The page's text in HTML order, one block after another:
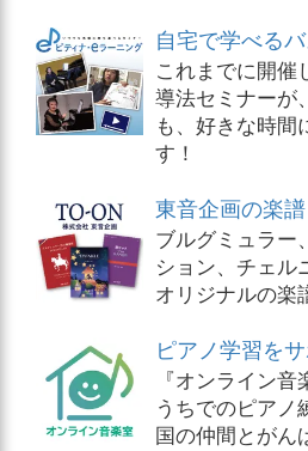
自宅で学べる
これまでに開催
導法セミナーが
も、好きな時間
す！
東音企画の楽譜
ブルグミュラー
ション、チェル
オリジナルの楽
ピアノ学習を
『オンライン
うちでのピアノ
国の仲間とがん